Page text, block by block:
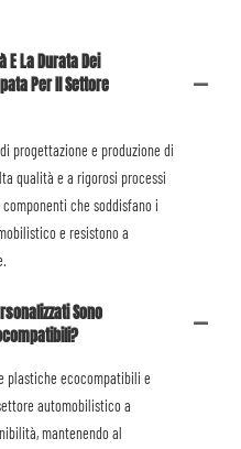
E La Durata Dei
Per Il Settore
progettazione e produzione di
qualità e a rigorosi processi
che soddisfano i
e resistono a
Sono
plastiche ecocompatibili e
automobilistico a
mantenendo al